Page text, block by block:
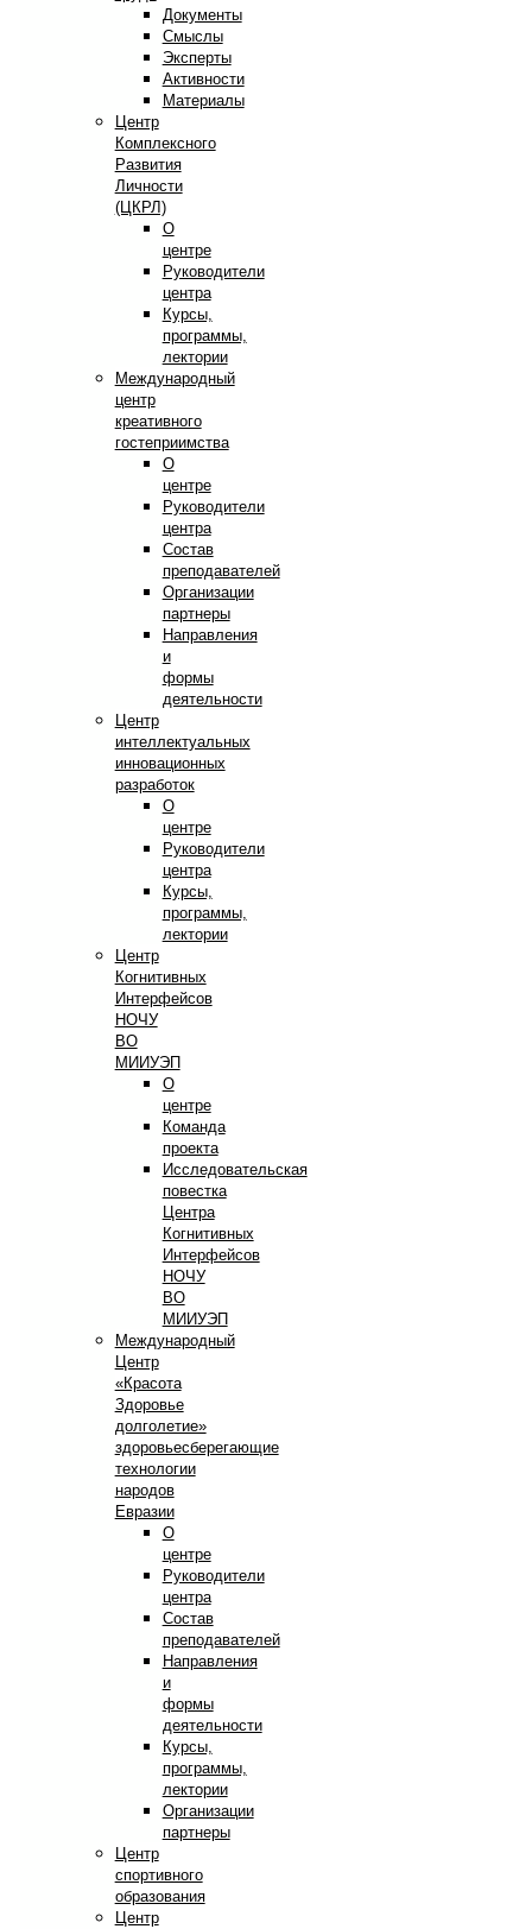
Документы
Смыслы
Эксперты
Активности
Материалы
Центр
Комплексного
Развития
Личности
(ЦКРЛ)
О
центре
Руководители
центра
Курсы,
программы,
лектории
Международный
центр
креативного
гостеприимства
О
центре
Руководители
центра
Состав
преподавателей
Организации
партнеры
Направления
и
формы
деятельности
Центр
интеллектуальных
инновационных
разработок
О
центре
Руководители
центра
Курсы,
программы,
лектории
Центр
Когнитивных
Интерфейсов
НОЧУ
ВО
МИИУЭП
О
центре
Команда
проекта
Исследовательская
повестка
Центра
Когнитивных
Интерфейсов
НОЧУ
ВО
МИИУЭП
Международный
Центр
«Красота
Здоровье
долголетие»
здоровьесберегающие
технологии
народов
Евразии
О
центре
Руководители
центра
Состав
преподавателей
Направления
и
формы
деятельности
Курсы,
программы,
лектории
Организации
партнеры
Центр
спортивного
образования
Центр